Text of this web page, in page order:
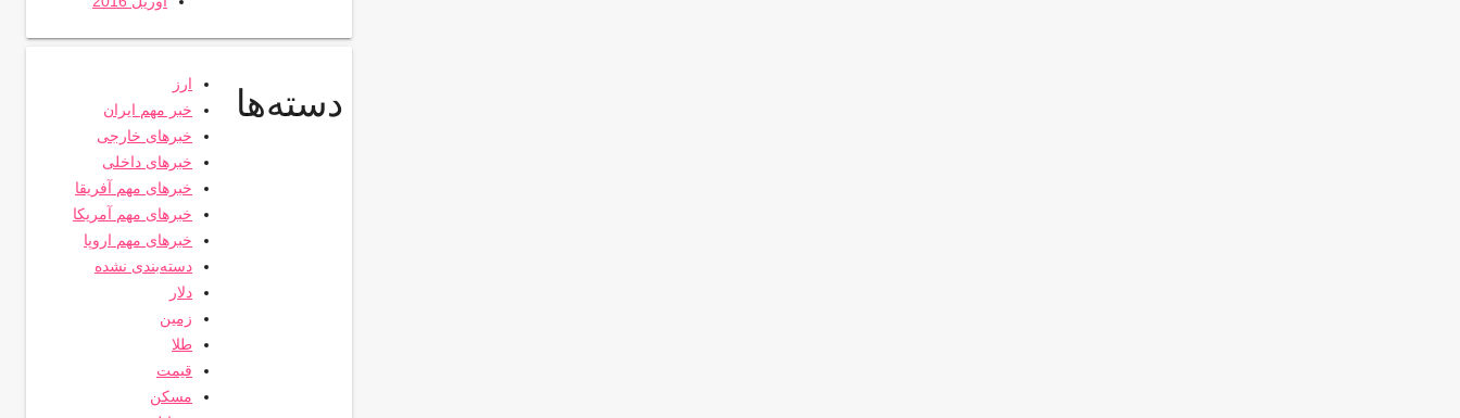
دسته‌ها
ارز
خبر مهم ایران
خبرهای خارجی
خبرهای داخلی
خبرهای مهم آفریقا
خبرهای مهم آمریکا
خبرهای مهم اروپا
دسته‌بندی نشده
دلار
زمین
طلا
قیمت
مسکن